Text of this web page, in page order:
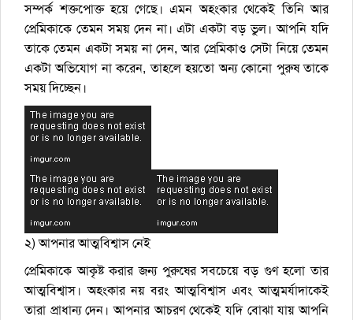
সম্পর্ক শক্তপোক্ত হয়ে গেছে। এমন অহংকার থেকেই তিনি আর
প্রেমিকাকে তেমন সময় দেন না। এটা একটা বড় ভুল। আপনি যদি
তাকে তেমন একটা সময় না দেন, আর প্রেমিকাও সেটা নিয়ে তেমন
একটা অভিযোগ না করেন, তাহলে হয়তো অন্য কোনো পুরুষ তাকে
সময় দিচ্ছেন।
২) আপনার আত্মবিশ্বাস নেই
প্রেমিকাকে আকৃষ্ট করার জন্য পুরুষের সবচেয়ে বড় গুণ হলো তার
আত্মবিশ্বাস। অহংকার নয় বরং আত্মবিশ্বাস এবং আত্মমর্যাদাকেই
তারা প্রাধান্য দেন। আপনার আচরণ থেকেই যদি বোঝা যায় আপনি